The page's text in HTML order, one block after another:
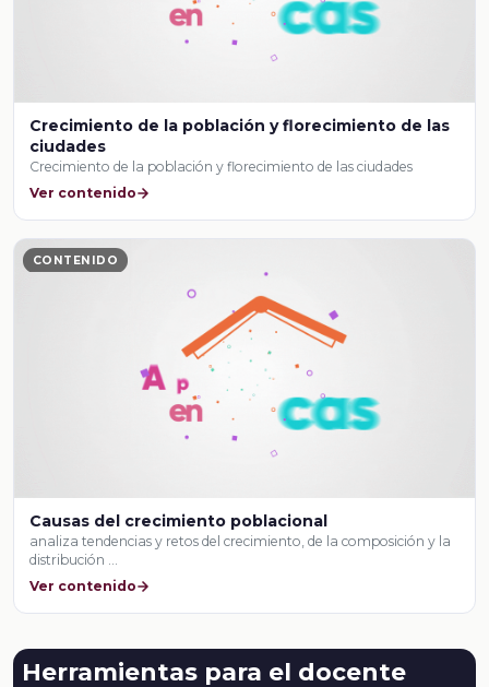
Crecimiento de la población y florecimiento de las
ciudades
Crecimiento de la población y florecimiento de las ciudades
Ver contenido
CONTENIDO
Causas del crecimiento poblacional
analiza tendencias y retos del crecimiento, de la composición y la
distribución …
Ver contenido
Herramientas para el docente